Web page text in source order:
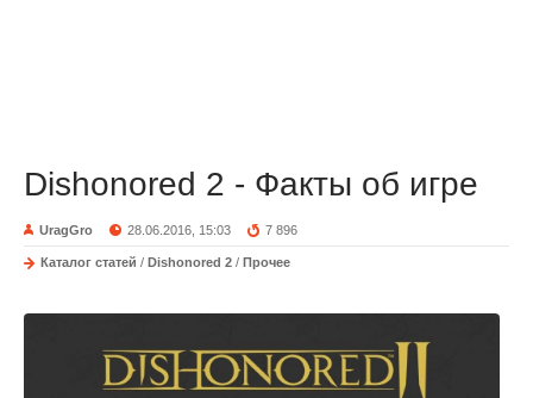
Dishonored 2 - Факты об игре
UragGro 28.06.2016, 15:03 7 896
Каталог статей / Dishonored 2 / Прочее